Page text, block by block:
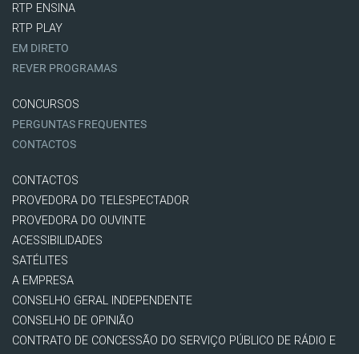
RTP ENSINA
RTP PLAY
EM DIRETO
REVER PROGRAMAS
CONCURSOS
PERGUNTAS FREQUENTES
CONTACTOS
CONTACTOS
PROVEDORA DO TELESPECTADOR
PROVEDORA DO OUVINTE
ACESSIBILIDADES
SATÉLITES
A EMPRESA
CONSELHO GERAL INDEPENDENTE
CONSELHO DE OPINIÃO
CONTRATO DE CONCESSÃO DO SERVIÇO PÚBLICO DE RÁDIO E